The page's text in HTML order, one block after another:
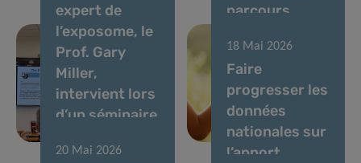
expert de
l’exposome, le
Prof. Gary
Miller,
intervient lors
d’un séminaire
parcours
des enfants
atteints de
maladies rares
au
Luxembourg
20 Mai 2026
18 Mai 2026
Faire
progresser les
données
nationales sur
l’apport